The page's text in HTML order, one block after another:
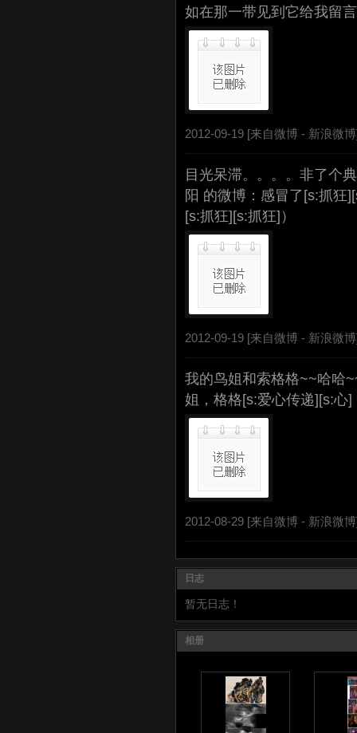
如在那一带见到它给我留
2012-09-19 [来自微博 - 新浪微博
目光呆滞。。。。非了个
阳 的微博：感冒了[s:抓狂
[s:抓狂][s:抓狂]）
2012-09-19 [来自微博 - 新浪微博
我的鸟姐和索格格~~哈哈
姐，格格[s:爱心传递][s:心]
2012-08-29 [来自微博 - 新浪微博
日志
暂无日志！
相册